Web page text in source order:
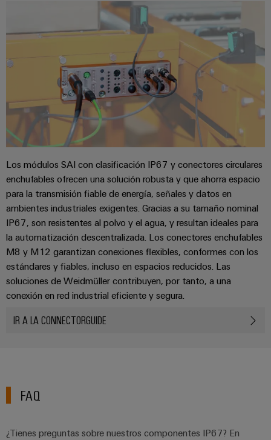
Los módulos SAI con clasificación IP67 y conectores circulares
enchufables ofrecen una solución robusta y que ahorra espacio
para la transmisión fiable de energía, señales y datos en
ambientes industriales exigentes. Gracias a su tamaño nominal
IP67, son resistentes al polvo y el agua, y resultan ideales para
la automatización descentralizada. Los conectores enchufables
M8 y M12 garantizan conexiones flexibles, conformes con los
estándares y fiables, incluso en espacios reducidos. Las
soluciones de Weidmüller contribuyen, por tanto, a una
conexión en red industrial eficiente y segura.
IR A LA CONNECTORGUIDE
FAQ
¿Tienes preguntas sobre nuestros componentes IP67? En